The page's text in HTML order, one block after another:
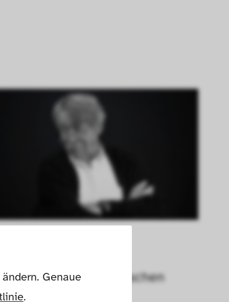
Genaue
.
Vertreter des deutschen